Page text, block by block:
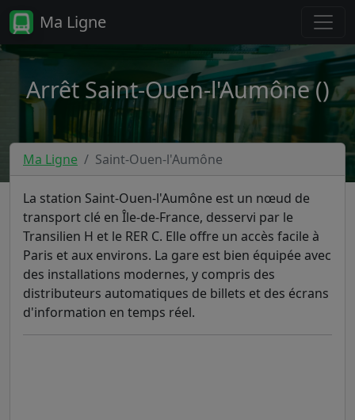
Ma Ligne
Arrêt Saint-Ouen-l'Aumône ()
Ma Ligne Saint-Ouen-l'Aumône
La station Saint-Ouen-l'Aumône est un nœud de
transport clé en Île-de-France, desservi par le
Transilien H et le RER C. Elle offre un accès facile à
Paris et aux environs. La gare est bien équipée avec
des installations modernes, y compris des
distributeurs automatiques de billets et des écrans
d'information en temps réel.